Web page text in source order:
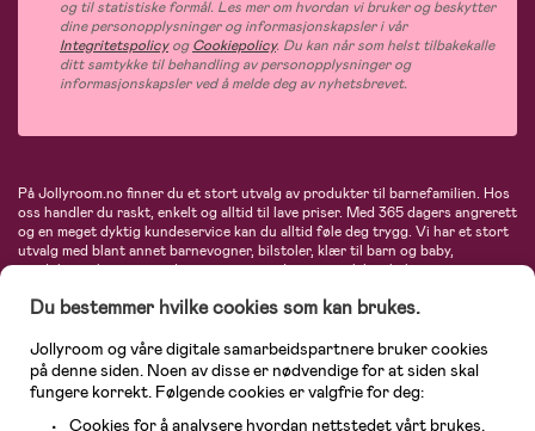
og til statistiske formål. Les mer om hvordan vi bruker og beskytter
dine personopplysninger og informasjonskapsler i vår
IntegritetspolicyogCookiepolicy. Du kan når som helst tilbakekalle
ditt samtykke til behandling av personopplysninger og
informasjonskapsler ved å melde deg av nyhetsbrevet.
På Jollyroom.no finner du et stort utvalg av produkter til barnefamilien. Hos
oss handler du raskt, enkelt og alltid til lave priser. Med 365 dagers angrerett
og en meget dyktig kundeservice kan du alltid føle deg trygg. Vi har et stort
utvalg med blant annet barnevogner, bilstoler, klær til barn og baby,
produkter til mor, mengder av inspirerende interiør, leker, babyustyr og mye
Maxi-Cosi, Baby Jogger, BabyBjörn, Didriksons, KidKraft, Ergobaby, Philips
største nettbutikk for barn og baby!
Du bestemmer hvilke cookies som kan brukes.
Jollyroom og våre digitale samarbeidspartnere bruker cookies
på denne siden. Noen av disse er nødvendige for at siden skal
fungere korrekt. Følgende cookies er valgfrie for deg:
Cookies for å analysere hvordan nettstedet vårt brukes.